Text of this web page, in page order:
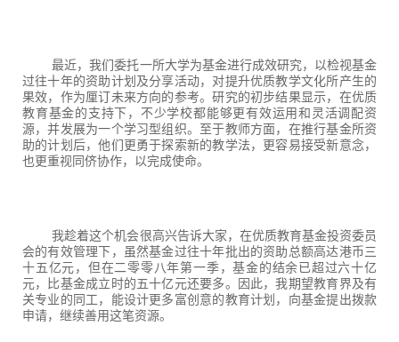
最近，我们委托一所大学为基金进行成效研究，以检视基金
过往十年的资助计划及分享活动，对提升优质教学文化所产生的
果效，作为厘订未来方向的参考。研究的初步结果显示，在优质
教育基金的支持下，不少学校都能够更有效运用和灵活调配资
源，并发展为一个学习型组织。至于教师方面，在推行基金所资
助的计划后，他们更勇于探索新的教学法，更容易接受新意念，
也更重视同侪协作，以完成使命。
我趁着这个机会很高兴告诉大家，在优质教育基金投资委员
会的有效管理下，虽然基金过往十年批出的资助总额高达港币三
十五亿元，但在二零零八年第一季，基金的结余已超过六十亿
元，比基金成立时的五十亿元还要多。因此，我期望教育界及有
关专业的同工，能设计更多富创意的教育计划，向基金提出拨款
申请，继续善用这笔资源。